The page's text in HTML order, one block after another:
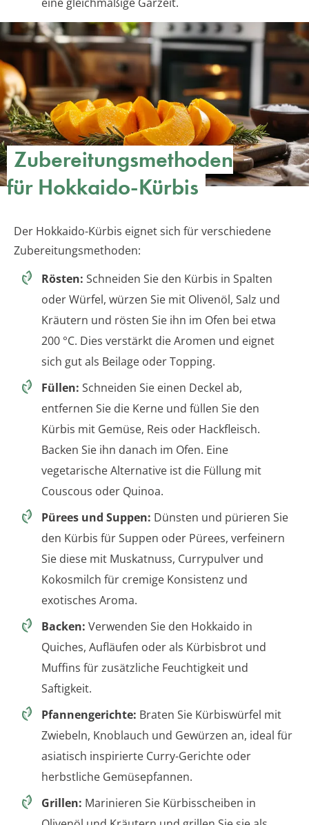
Zubereitungsmethoden
für Hokkaido-Kürbis
Der Hokkaido-Kürbis eignet sich für verschiedene
Zubereitungsmethoden:
Rösten: Schneiden Sie den Kürbis in Spalten
oder Würfel, würzen Sie mit Olivenöl, Salz und
Kräutern und rösten Sie ihn im Ofen bei etwa
200 °C. Dies verstärkt die Aromen und eignet
sich gut als Beilage oder Topping.
Füllen: Schneiden Sie einen Deckel ab,
entfernen Sie die Kerne und füllen Sie den
Kürbis mit Gemüse, Reis oder Hackfleisch.
Backen Sie ihn danach im Ofen. Eine
vegetarische Alternative ist die Füllung mit
Couscous oder Quinoa.
Pürees und Suppen: Dünsten und pürieren Sie
den Kürbis für Suppen oder Pürees, verfeinern
Sie diese mit Muskatnuss, Currypulver und
Kokosmilch für cremige Konsistenz und
exotisches Aroma.
Backen: Verwenden Sie den Hokkaido in
Quiches, Aufläufen oder als Kürbisbrot und
Muffins für zusätzliche Feuchtigkeit und
Saftigkeit.
Pfannengerichte: Braten Sie Kürbiswürfel mit
Zwiebeln, Knoblauch und Gewürzen an, ideal für
asiatisch inspirierte Curry-Gerichte oder
herbstliche Gemüsepfannen.
Grillen: Marinieren Sie Kürbisscheiben in